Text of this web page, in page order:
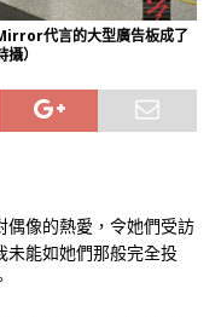
代言的大型廣告板成了
）
偶像的熱愛，令她們受訪
未能如她們那般完全投